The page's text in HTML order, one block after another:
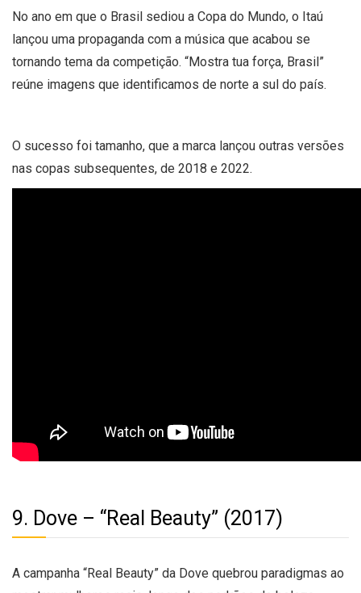
No ano em que o Brasil sediou a Copa do Mundo, o Itaú
lançou uma propaganda com a música que acabou se
tornando tema da competição. “Mostra tua força, Brasil”
reúne imagens que identificamos de norte a sul do país.
O sucesso foi tamanho, que a marca lançou outras versões
nas copas subsequentes, de 2018 e 2022.
9. Dove – “Real Beauty” (2017)
A campanha “Real Beauty” da Dove quebrou paradigmas ao